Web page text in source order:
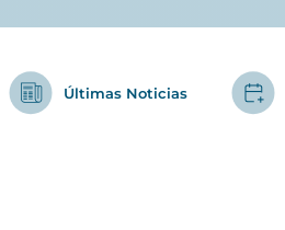
Últimas Noticias